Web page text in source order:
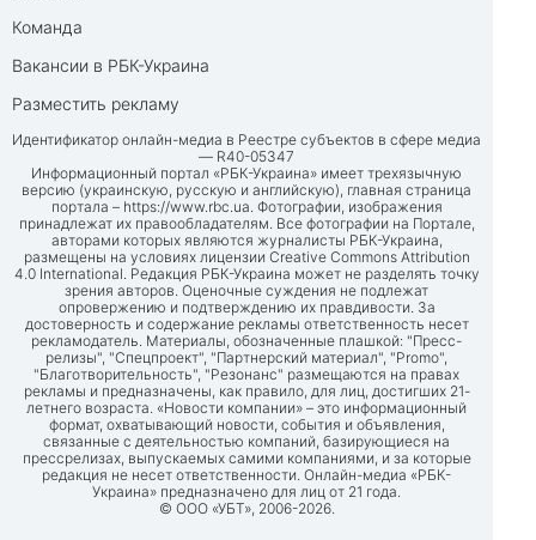
Команда
Вакансии в РБК-Украина
Разместить рекламу
Идентификатор онлайн-медиа в Реестре субъектов в сфере медиа
— R40-05347
Информационный портал «РБК-Украина» имеет трехязычную
версию (украинскую, русскую и английскую), главная страница
портала – https://www.rbc.ua. Фотографии, изображения
принадлежат их правообладателям. Все фотографии на Портале,
авторами которых являются журналисты РБК-Украина,
размещены на условиях лицензии Creative Commons Attribution
4.0 International. Редакция РБК-Украина может не разделять точку
зрения авторов. Оценочные суждения не подлежат
опровержению и подтверждению их правдивости. За
достоверность и содержание рекламы ответственность несет
рекламодатель. Материалы, обозначенные плашкой: "Пресс-
релизы", "Спецпроект", "Партнерский материал", "Promo",
"Благотворительность", "Резонанс" размещаются на правах
рекламы и предназначены, как правило, для лиц, достигших 21-
летнего возраста. «Новости компании» – это информационный
формат, охватывающий новости, события и объявления,
связанные с деятельностью компаний, базирующиеся на
прессрелизах, выпускаемых самими компаниями, и за которые
редакция не несет ответственности. Онлайн-медиа «РБК-
Украина» предназначено для лиц от 21 года.
© ООО «УБТ», 2006-2026.